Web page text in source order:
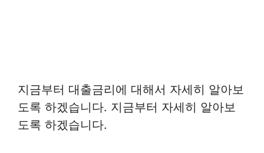
지금부터 대출금리에 대해서 자세히 알아보
도록 하겠습니다. 지금부터 자세히 알아보
도록 하겠습니다.